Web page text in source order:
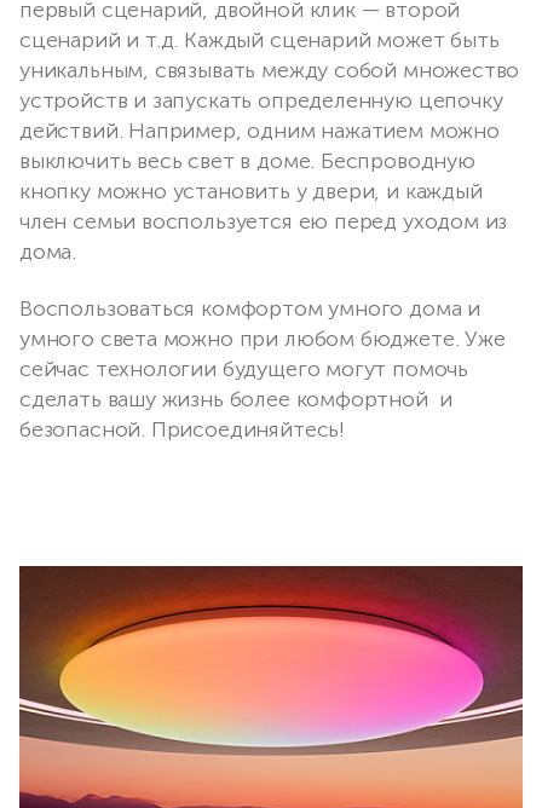
первый сценарий, двойной клик — второй
сценарий и т.д. Каждый сценарий может быть
уникальным, связывать между собой множество
устройств и запускать определенную цепочку
действий. Например, одним нажатием можно
выключить весь свет в доме. Беспроводную
кнопку можно установить у двери, и каждый
член семьи воспользуется ею перед уходом из
дома.
Воспользоваться комфортом умного дома и
умного света можно при любом бюджете. Уже
сейчас технологии будущего могут помочь
сделать вашу жизнь более комфортной и
безопасной. Присоединяйтесь!